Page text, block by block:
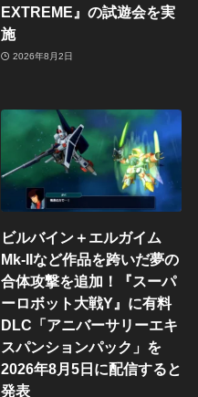
EXTREME』の試遊会を実
施
2026年8月2日
ビルバイン＋エルガイム
Mk-IIなど作品を跨いだ夢の
合体攻撃を追加！『スーパ
ーロボット大戦Y』に有料
DLC「アニバーサリーエキ
スパンションパック」を
2026年8月5日に配信すると
発表